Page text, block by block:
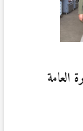
العامة